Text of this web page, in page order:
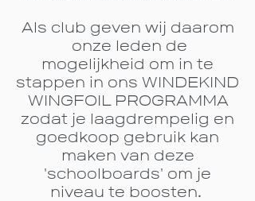
Als club geven wij daarom
onze leden de
mogelijkheid om in te
stappen in ons WINDEKIND
WINGFOIL PROGRAMMA
zodat je laagdrempelig en
goedkoop gebruik kan
maken van deze
'schoolboards' om je
niveau te boosten.